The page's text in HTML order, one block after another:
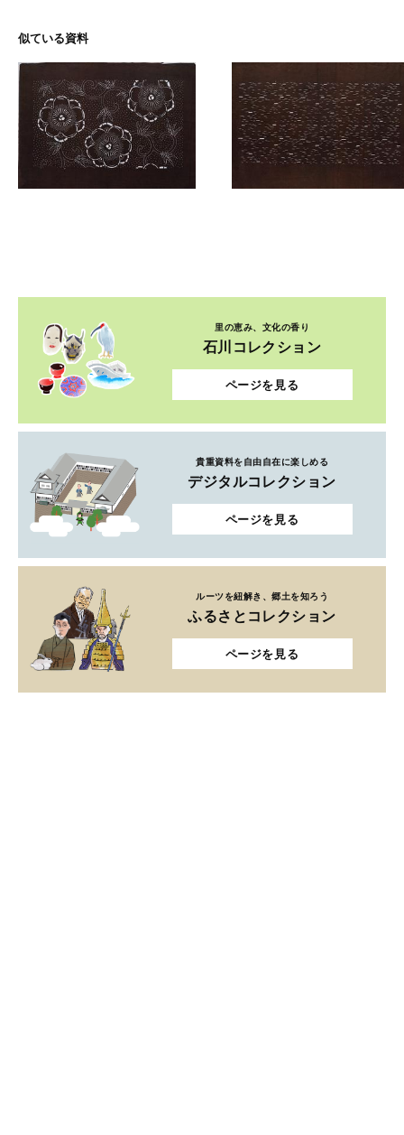
似ている資料
里の恵み、文化の香り
石川コレクション
ページを見る
貴重資料を自由自在に楽しめる
デジタルコレクション
ページを見る
ルーツを紐解き、郷土を知ろう
ふるさとコレクション
ページを見る